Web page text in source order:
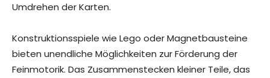
Umdrehen der Karten.
Konstruktionsspiele wie Lego oder Magnetbausteine
bieten unendliche Möglichkeiten zur Förderung der
Feinmotorik. Das Zusammenstecken kleiner Teile, das